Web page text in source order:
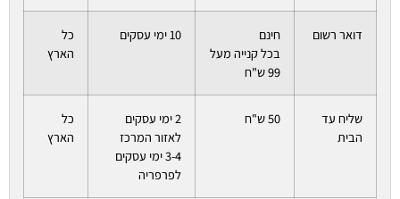
דואר רשום
חינם
בכל קנייה מעל
99 ש"ח
10 ימי עסקים
כל
הארץ
שליח עד
הבית
50 ש"ח
2 ימי עסקים
לאזור המרכז
3-4 ימי עסקים
לפרפריה
כל
הארץ